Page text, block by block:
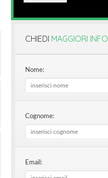
CHIEDI MAGGIORI INFO
Nome:
Cognome:
Email: